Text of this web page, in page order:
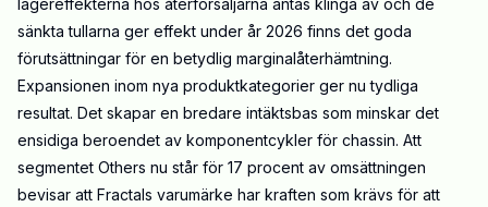
lagereffekterna hos återförsäljarna antas klinga av och de
sänkta tullarna ger effekt under år 2026 finns det goda
förutsättningar för en betydlig marginalåterhämtning.
Expansionen inom nya produktkategorier ger nu tydliga
resultat. Det skapar en bredare intäktsbas som minskar det
ensidiga beroendet av komponentcykler för chassin. Att
segmentet Others nu står för 17 procent av omsättningen
bevisar att Fractals varumärke har kraften som krävs för att